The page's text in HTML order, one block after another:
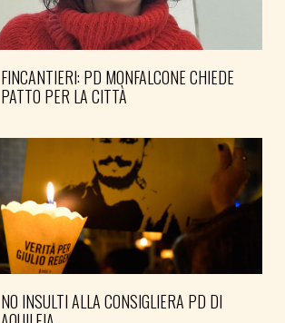
FINCANTIERI: PD MONFALCONE CHIEDE
PATTO PER LA CITTÀ
NO INSULTI ALLA CONSIGLIERA PD DI